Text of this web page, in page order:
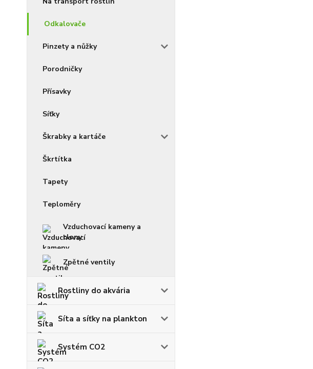
Odkalovače
Pinzety a nůžky
Porodničky
Přísavky
Síťky
Škrabky a kartáče
Škrtítka
Tapety
Teploměry
Vzduchovací kameny a
clony
Zpětné ventily
Rostliny do akvária
Síta a síťky na plankton
Systém CO2